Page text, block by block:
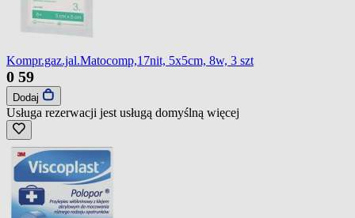
Kompr.gaz.jal.Matocomp,17nit, 5x5cm, 8w, 3 szt
0 59
Dodaj
Usługa rezerwacji jest usługą domyślną więcej